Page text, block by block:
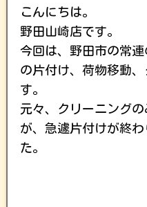
こんにちは。
野田山崎店です。
今回は、野田市の常
の片付け、荷物移動
す。
元々、クリーニング
が、急遽片付けが終
た。